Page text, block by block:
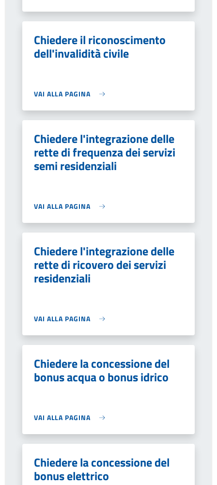
Chiedere il riconoscimento
dell'invalidità civile
VAI ALLA PAGINA
Chiedere l'integrazione delle
rette di frequenza dei servizi
semi residenziali
VAI ALLA PAGINA
Chiedere l'integrazione delle
rette di ricovero dei servizi
residenziali
VAI ALLA PAGINA
Chiedere la concessione del
bonus acqua o bonus idrico
VAI ALLA PAGINA
Chiedere la concessione del
bonus elettrico